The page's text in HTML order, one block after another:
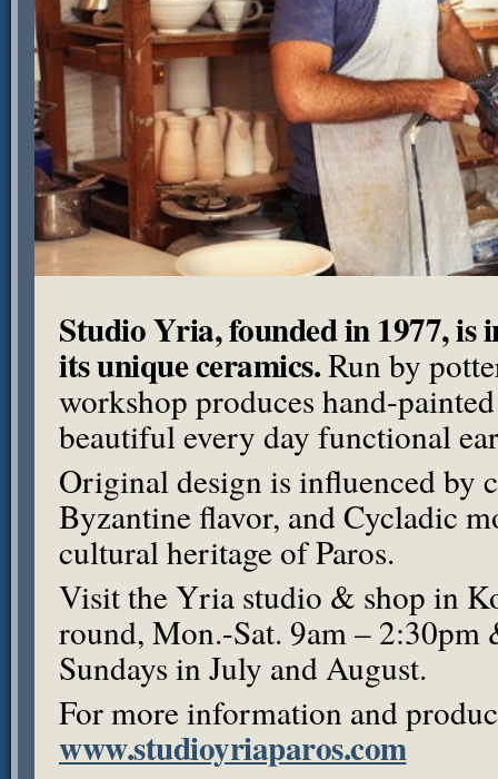
Studio Yria, founded in 1977,
its unique ceramics.Run by
workshop produces hand-
beautiful every day functional
Original design is influenced by
Byzantine flavor, and Cycladic
cultural heritage of Paros.
Visit the Yria studio & shop in
round, Mon.-Sat. 9am – 2:30pm
Sundays in July and August.
For more information and
www.studioyriaparos.com